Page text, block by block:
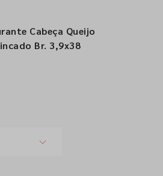
sociaisCabeça Queijo
Br. 3,9x38